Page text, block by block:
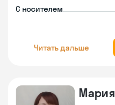
С носителем
Читать дальше
Мария